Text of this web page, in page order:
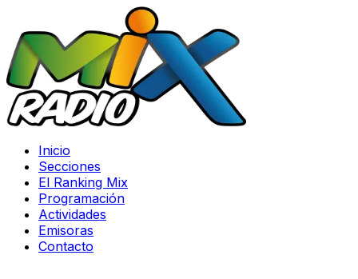
Inicio
Secciones
El Ranking Mix
Programación
Actividades
Emisoras
Contacto